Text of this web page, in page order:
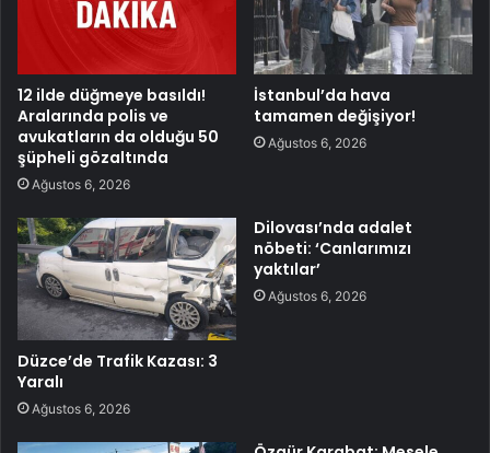
12 ilde düğmeye basıldı!
Aralarında polis ve
avukatların da olduğu 50
şüpheli gözaltında
Ağustos 6, 2026
İstanbul’da hava
tamamen değişiyor!
Ağustos 6, 2026
Düzce’de Trafik Kazası: 3
Yaralı
Ağustos 6, 2026
Dilovası’nda adalet
nöbeti: ‘Canlarımızı
yaktılar’
Ağustos 6, 2026